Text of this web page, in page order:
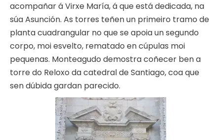
acompañar á Virxe María, á que está dedicada, na
súa Asunción. As torres teñen un primeiro tramo de
planta cuadrangular no que se apoia un segundo
corpo, moi esvelto, rematado en cúpulas moi
pequenas. Monteagudo demostra coñecer ben a
torre do Reloxo da catedral de Santiago, coa que
sen dúbida gardan parecido.